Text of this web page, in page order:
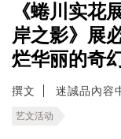
《蜷川实花
岸之影》展
烂华丽的奇
撰文 迷誠品內容
艺文活动